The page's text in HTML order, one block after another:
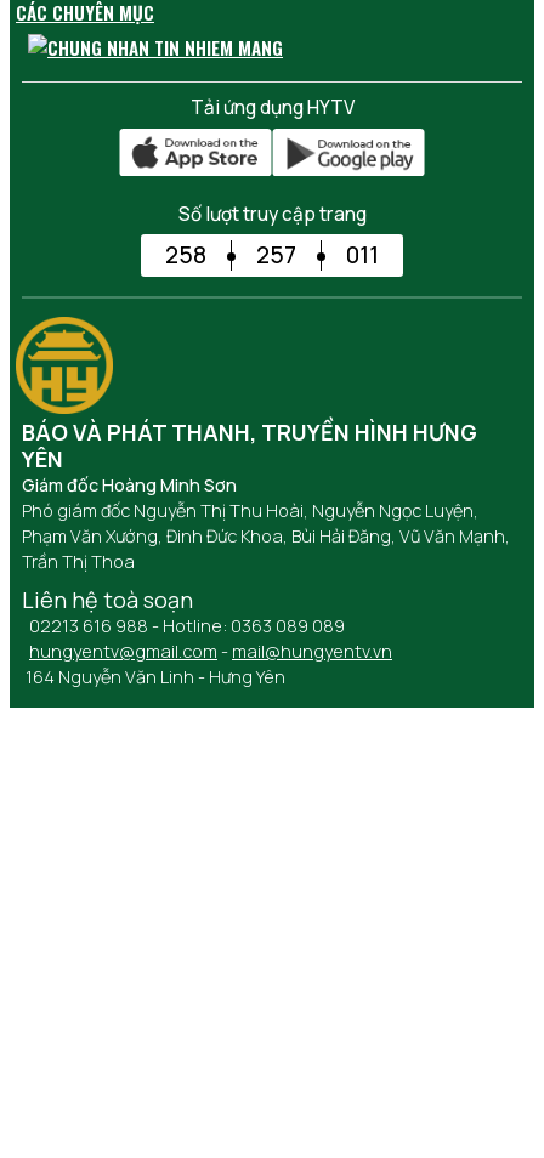
CÁC CHUYÊN MỤC
Tải ứng dụng HYTV
Số lượt truy cập trang
258 257 011
BÁO VÀ PHÁT THANH, TRUYỀN HÌNH HƯNG
YÊN
Giám đốc Hoàng Minh Sơn
Phó giám đốc Nguyễn Thị Thu Hoài, Nguyễn Ngọc Luyện,
Phạm Văn Xướng, Đinh Đức Khoa, Bùi Hải Đăng, Vũ Văn Mạnh,
Trần Thị Thoa
Liên hệ toà soạn
02213 616 988 - Hotline: 0363 089 089
hungyentv@gmail.com - mail@hungyentv.vn
164 Nguyễn Văn Linh - Hưng Yên